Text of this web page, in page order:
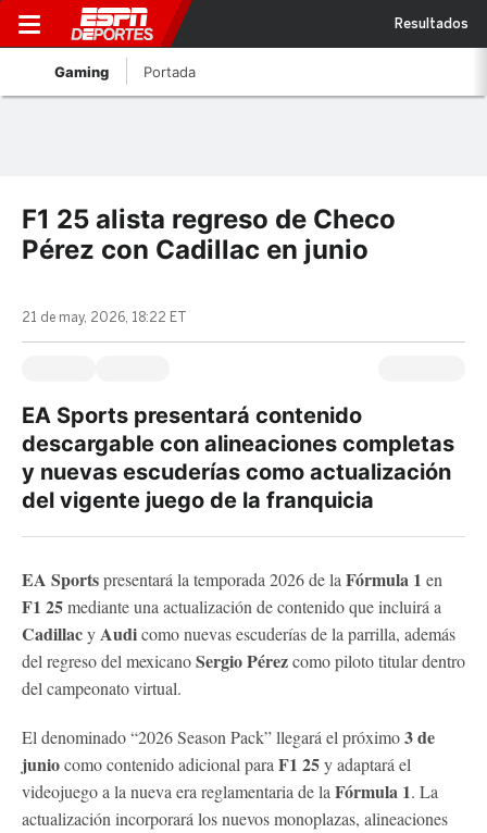
Resultados
Gaming Portada
F1 25 alista regreso de Checo
Pérez con Cadillac en junio
21 de may, 2026, 18:22 ET
EA Sports presentará contenido
descargable con alineaciones completas
y nuevas escuderías como actualización
del vigente juego de la franquicia
EA Sportspresentará la temporada 2026 de la Fórmula 1 en
F1 25mediante una actualización de contenido que incluirá a
CadillacyAudicomo nuevas escuderías de la parrilla, además
del regreso del mexicanoSergio Pérezcomo piloto titular dentro
del campeonato virtual.
El denominado “2026 Season Pack” llegará el próximo3 de
juniocomo contenido adicional para F1 25y adaptará el
videojuego a la nueva era reglamentaria de la Fórmula 1. La
actualización incorporará los nuevos monoplazas, alineaciones